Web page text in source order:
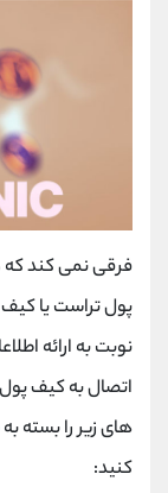
فرقی نمی کند که
پول تراست یا
نوبت به ارائه
اتصال به کیف
های زیر را بسته به
کنید: